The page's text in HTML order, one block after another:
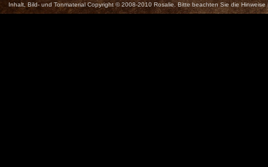
Inhalt, Bild- und Tonmaterial Copyright © 2008-2010 Rosalie. Bitte beachten Sie die Hinweise